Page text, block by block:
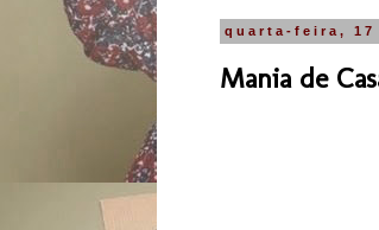
quarta-feira, 17
Mania de